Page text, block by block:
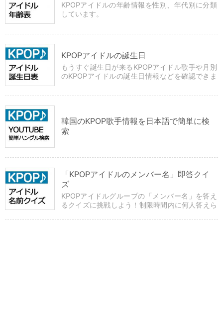
KPOPアイドルの年齢情報を性別、年代別に分類
しています。
KPOPアイドルの誕生日
もうすぐ誕生日が来るKPOPアイドル歌手や月別
のKPOPアイドルの誕生日情報などを確認できま
韓国のKPOP歌手情報を日本語で簡単に検
索
「KPOPアイドルのメンバー名」即答クイ
ズ
KPOPアイドルグループの「メンバー名」を答え
るクイズに挑戦しよう！制限時間内に何人答えら